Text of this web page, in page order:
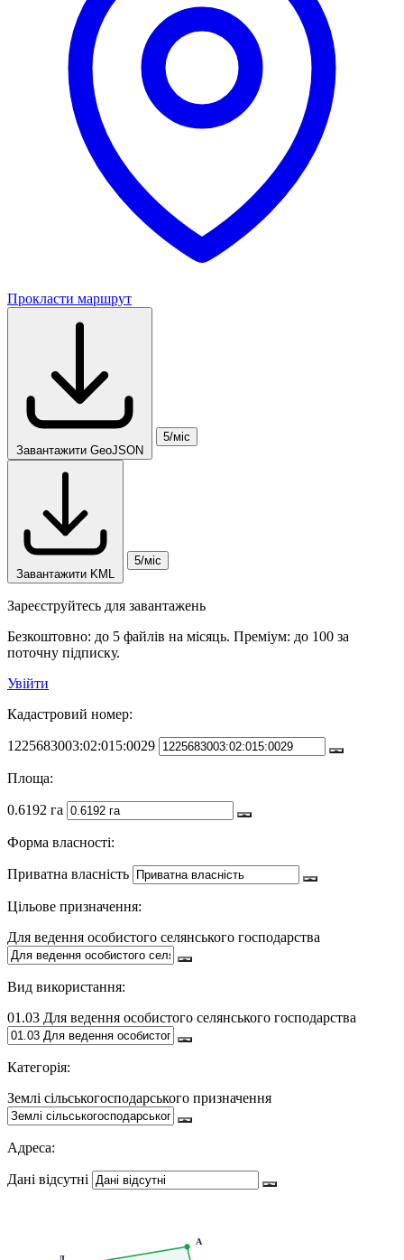
Прокласти маршрут
Завантажити GeoJSON
5/міс
Завантажити KML
5/міс
Зареєструйтесь для завантажень
Безкоштовно: до 5 файлів на місяць. Преміум: до 100 за
поточну підписку.
Увійти
Кадастровий номер:
1225683003:02:015:0029
Площа:
0.6192 га
Форма власності:
Приватна власність
Цільове призначення:
Для ведення особистого селянського господарства
Вид використання:
01.03 Для ведення особистого селянського господарства
Категорія:
Землі сільськогосподарського призначення
Адреса:
Дані відсутні
А